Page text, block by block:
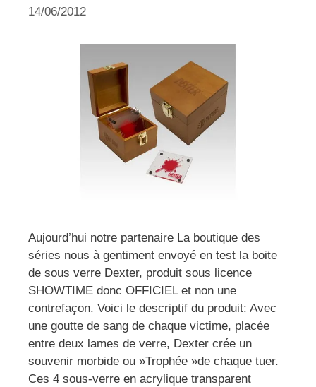
14/06/2012
Aujourd’hui notre partenaire La boutique des
séries nous à gentiment envoyé en test la boite
de sous verre Dexter, produit sous licence
SHOWTIME donc OFFICIEL et non une
contrefaçon. Voici le descriptif du produit: Avec
une goutte de sang de chaque victime, placée
entre deux lames de verre, Dexter crée un
souvenir morbide ou »Trophée »de chaque tuer.
Ces 4 sous-verre en acrylique transparent